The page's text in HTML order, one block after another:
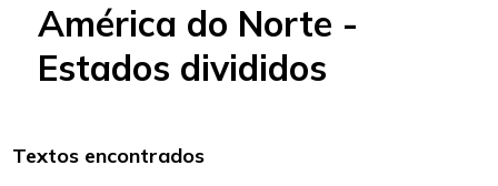
América do Norte -
Estados divididos
Textos encontrados